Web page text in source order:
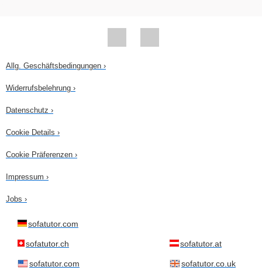
Allg. Geschäftsbedingungen ›
Widerrufsbelehrung ›
Datenschutz ›
Cookie Details ›
Cookie Präferenzen ›
Impressum ›
Jobs ›
sofatutor.com
sofatutor.ch sofatutor.at
sofatutor.com sofatutor.co.uk